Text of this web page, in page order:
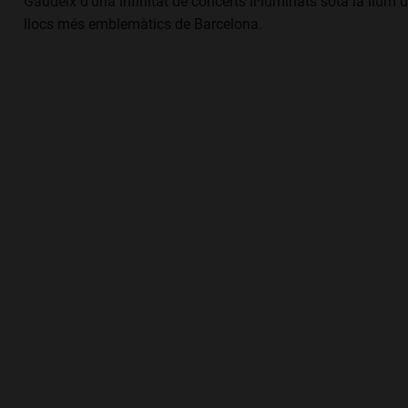
llocs més emblemàtics de Barcelona.